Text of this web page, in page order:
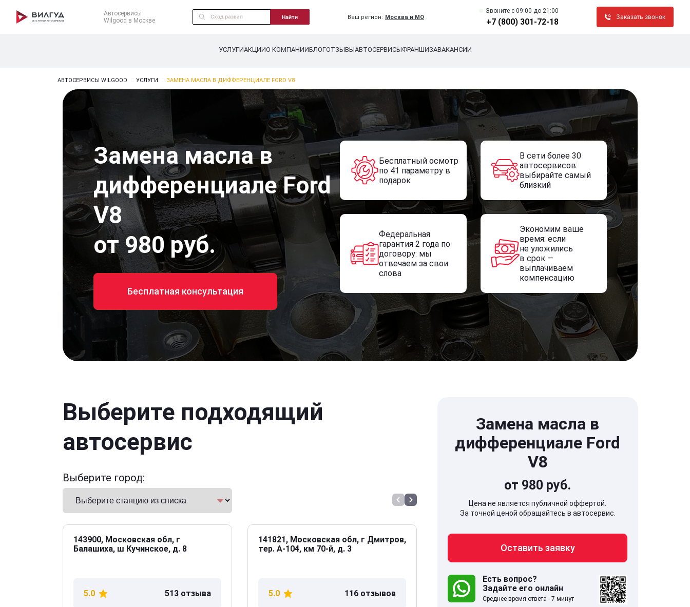
Автосервисы
Wilgood в Москве
Найти Ваш регион: Москва и МО
Звоните c 09:00 до 21:00
+7 (800) 301-72-18
Заказать звонок
УСЛУГИАКЦИИО КОМПАНИИБЛОГОТЗЫВЫАВТОСЕРВИСЫФРАНШИЗАВАКАНСИИ
АВТОСЕРВИСЫ WILGOOD УСЛУГИ ЗАМЕНА МАСЛА В ДИФФЕРЕНЦИАЛЕ FORD V8
Замена масла в
дифференциале Ford
V8
от 980 руб.
Бесплатная консультация
Бесплатный осмотр
по 41 параметру в
подарок
В сети более 30
автосервисов:
выбирайте самый
близкий
Федеральная
гарантия 2 года по
договору: мы
отвечаем за свои
слова
Экономим ваше
время: если
не уложились
в срок —
выплачиваем
компенсацию
Выберите подходящий
автосервис
Выберите город:
143900, Московская обл, г
Балашиха, ш Кучинское, д. 8
5.0 513 отзыва
141821, Московская обл, г Дмитров,
тер. А-104, км 70-й, д. 3
5.0 116 отзывов
141707, Московская обл,
Долгопрудный г, Береговой проезд,
дом 5
5.0 332 отзыва
Замена масла в
дифференциале Ford
V8
от 980 руб.
Цена не является публичной оффертой.
За точной ценой обращайтесь в автосервис.
Оставить заявку
Есть вопрос?
Задайте его онлайн
Среднее время ответа - 7 минут